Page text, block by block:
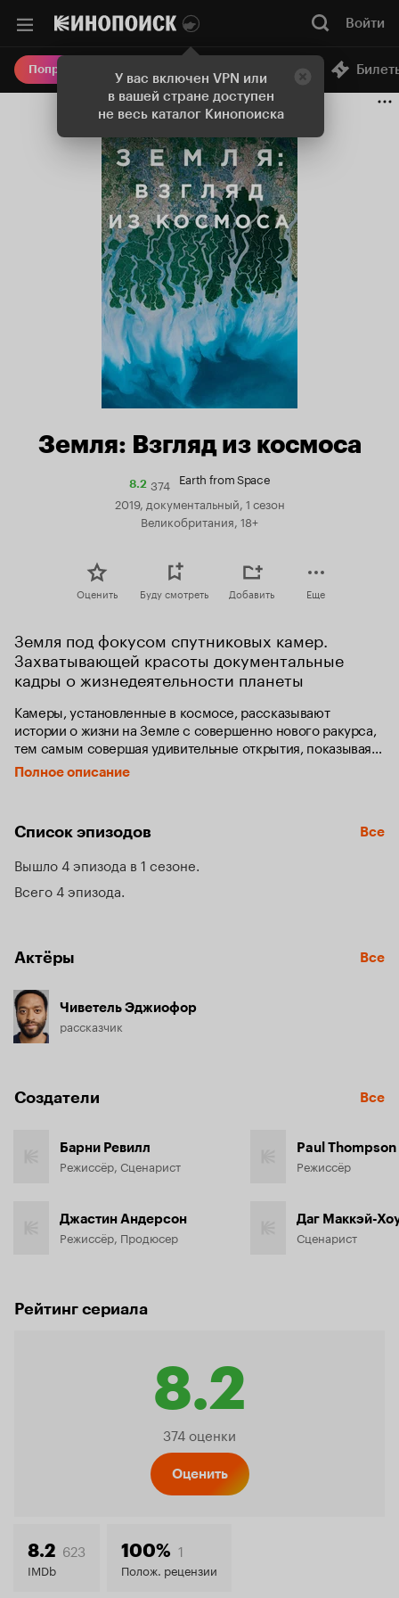
У вас включен VPN или
в вашей стране доступен
не весь каталог Кинопоиска
Войти
Попробовать Плюс Онлайн-кинотеатр
Земля: Взгляд из космоса
8.2Рейтинг
Кинопоиска
8.2
374 Earth from Space
2019, документальный, 1 сезон
Великобритания, 18+
Оценить Буду смотреть Добавить Еще
Земля под фокусом спутниковых камер.
Захватывающей красоты документальные
кадры о жизнедеятельности планеты
Камеры, установленные в космосе, рассказывают
истории о жизни на Земле с совершенно нового ракурса,
тем самым совершая удивительные открытия, показывая
её невероятные цвета и узоры, а также то, как быстро они
меняются.
Полное описание
Список эпизодов Все
Вышло 4 эпизода в 1 сезоне
Всего 4 эпизода
Актёры Все
Чиветель Эджиофор
рассказчик
Создатели Все
Барни Ревилл
Режиссёр, Сценарист
Джастин Андерсон
Режиссёр, Продюсер
Paul Thompson
Режиссёр
Даг Маккэй-
Сценарист
Рейтинг сериала
8.2
Рейтинг
8.2
374 оценки
Оценить
8.2 623
IMDb
100% 1
Полож. рецензии